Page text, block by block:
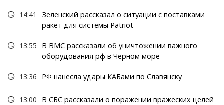
14:41
Зеленский рассказал о ситуации с поставками
ракет для системы Patriot
13:55
В ВМС рассказали об уничтожении важного
оборудования рф в Черном море
13:36 РФ нанесла удары КАБами по Славянску
13:00 В СБС рассказали о поражении вражеских целей